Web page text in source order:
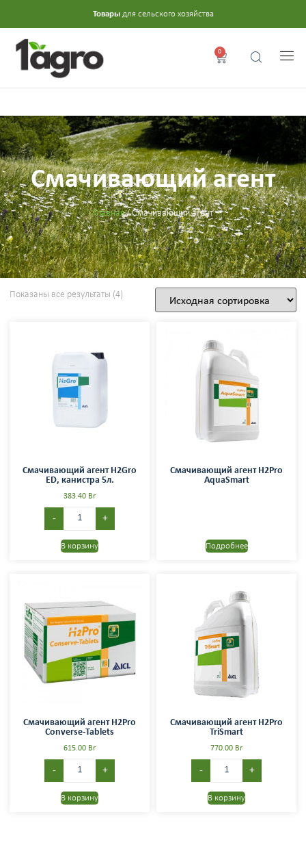
Товары для сельского хозяйства
0
Смачивающий агент
Главная/ Смачивающий агент
Показаны все результаты (4)
Смачивающий агент H2Gro
ED, канистра 5л.
383.40 Br
- +
В корзину
Смачивающий агент H2Pro
AquaSmart
Подробнее
Смачивающий агент H2Pro
Converse-Tablets
615.00 Br
- +
В корзину
Смачивающий агент H2Pro
TriSmart
770.00 Br
- +
В корзину